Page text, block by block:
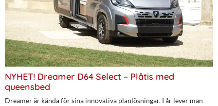
NYHET! Dreamer D64 Select – Plåtis med
queensbed
Dreamer är kända för sina innovativa planlösningar. I år lever man